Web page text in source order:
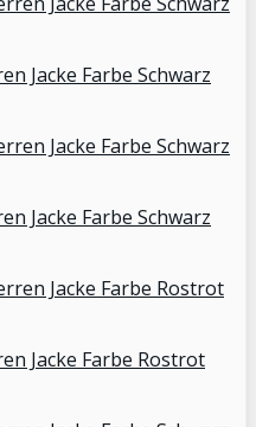
Jacke Farbe Schwarz
Jacke Farbe Schwarz
Jacke Farbe Rostrot